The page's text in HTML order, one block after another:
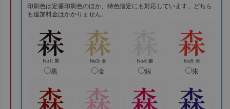
印刷色は定番印刷色のほか、特色指定にも対応しています。どちら
も追加料金はかかりません。
黒 金 銀 朱